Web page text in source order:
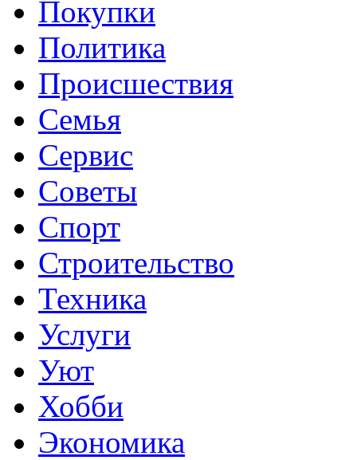
Покупки
Политика
Происшествия
Семья
Сервис
Советы
Спорт
Строительство
Техника
Услуги
Уют
Хобби
Экономика